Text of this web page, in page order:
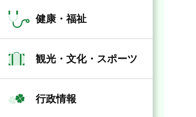
健康・福祉
観光・文化・スポーツ
行政情報